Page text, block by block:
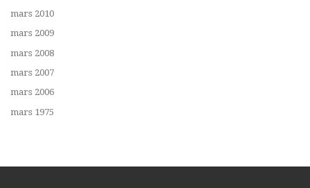
mars 2010
mars 2009
mars 2008
mars 2007
mars 2006
mars 1975